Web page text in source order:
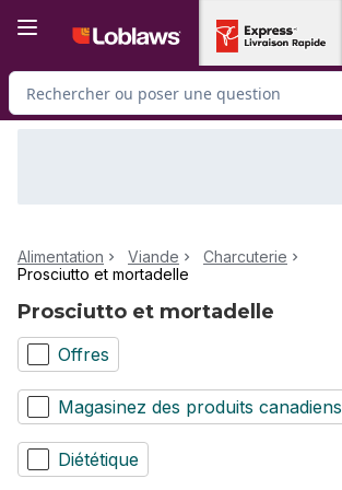
Rechercher des produits
Alimentation Viande
Charcuterie
Prosciutto et mortadelle
Prosciutto et mortadelle
Offres
Magasinez des produits canadiens
Diététique